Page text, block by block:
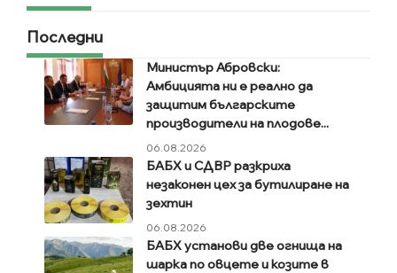
Последни
Министър Абровски:
Амбицията ни е реално да
защитим българските
производители на плодове...
06.08.2026
БАБХ и СДВР разкриха
незаконен цех за бутилиране на
зехтин
06.08.2026
БАБХ установи две огнища на
шарка по овцете и козите в